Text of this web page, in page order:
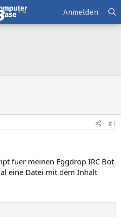
Anmelden
#1
fuer meinen Eggdrop IRC Bot
eine Datei mit dem Inhalt